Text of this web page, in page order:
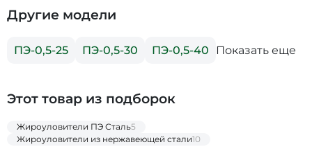
Другие модели
ПЭ-0,5-25 ПЭ-0,5-30 ПЭ-0,5-40 Показать еще
Этот товар из подборок
Жироуловители ПЭ Сталь5
Жироуловители из нержавеющей стали10